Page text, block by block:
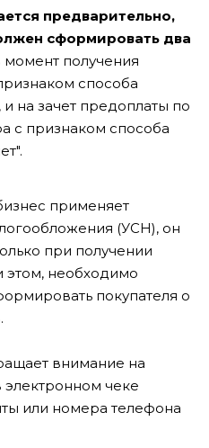
предварительно,
сформировать два
момент получения
способа
на зачет предоплаты по
с признаком способа
применяет
(УСН), он
при получении
этом, необходимо
покупателя о
внимание на
электронном чеке
или номера телефона